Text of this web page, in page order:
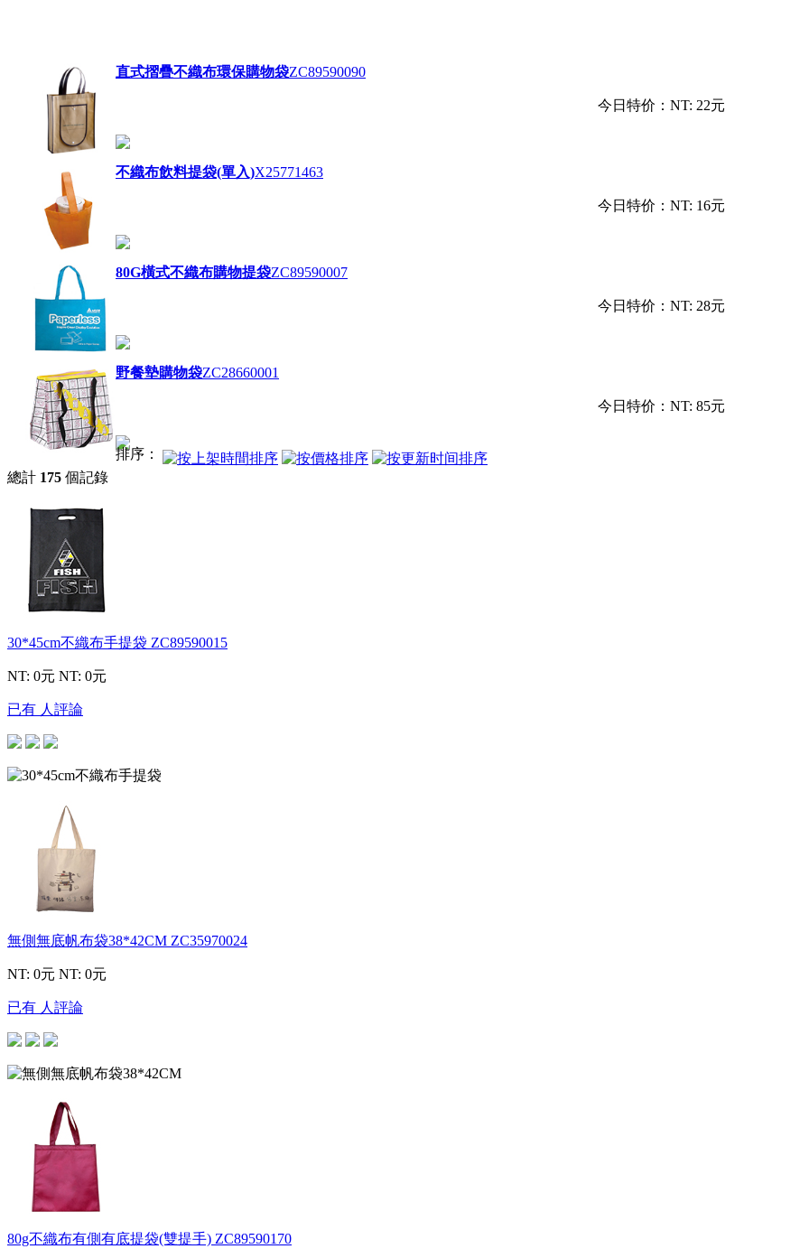
直式摺疊不織布環保購物袋ZC89590090
今日特价： NT: 22元
不織布飲料提袋(單入)X25771463
今日特价： NT: 16元
80G橫式不織布購物提袋ZC89590007
今日特价： NT: 28元
野餐墊購物袋ZC28660001
今日特价： NT: 85元
排序：
總計 175 個記錄
30*45cm不織布手提袋 ZC89590015
NT: 0元 NT: 0元
已有 人評論
無側無底帆布袋38*42CM ZC35970024
NT: 0元 NT: 0元
已有 人評論
80g不織布有側有底提袋(雙提手) ZC89590170